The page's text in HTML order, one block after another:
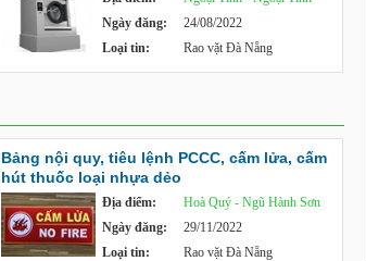
Ngày đăng:
24/08/2022
Loại tin:
Rao vặt Đà Nẵng
Bảng nội quy, tiêu lệnh PCCC, cấm lửa, cấm
hút thuốc loại nhựa dẻo
Địa điểm:
Hoà Quý - Ngũ Hành Sơn
Ngày đăng:
29/11/2022
Loại tin:
Rao vặt Đà Nẵng